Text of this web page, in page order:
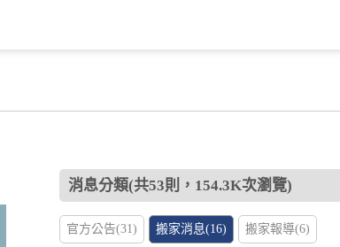
消息分類(共53則，154.3K次瀏覽)
官方公告(31) 搬家消息(16) 搬家報導(6)